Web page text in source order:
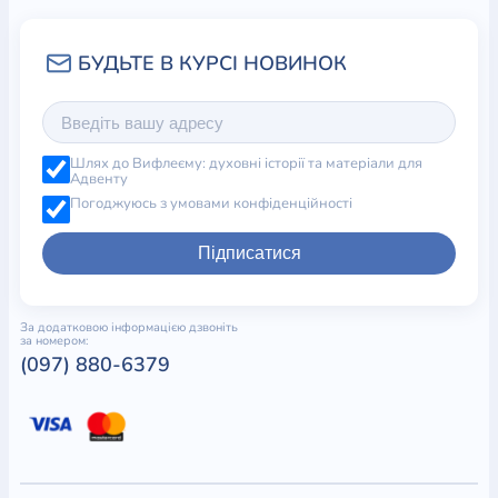
Шлях до Вифлеєму: духовні історії та матеріали для
Адвенту
Погоджуюсь з умовами конфіденційності
Підписатися
За додатковою інформацією дзвоніть
за номером:
(097) 880-6379